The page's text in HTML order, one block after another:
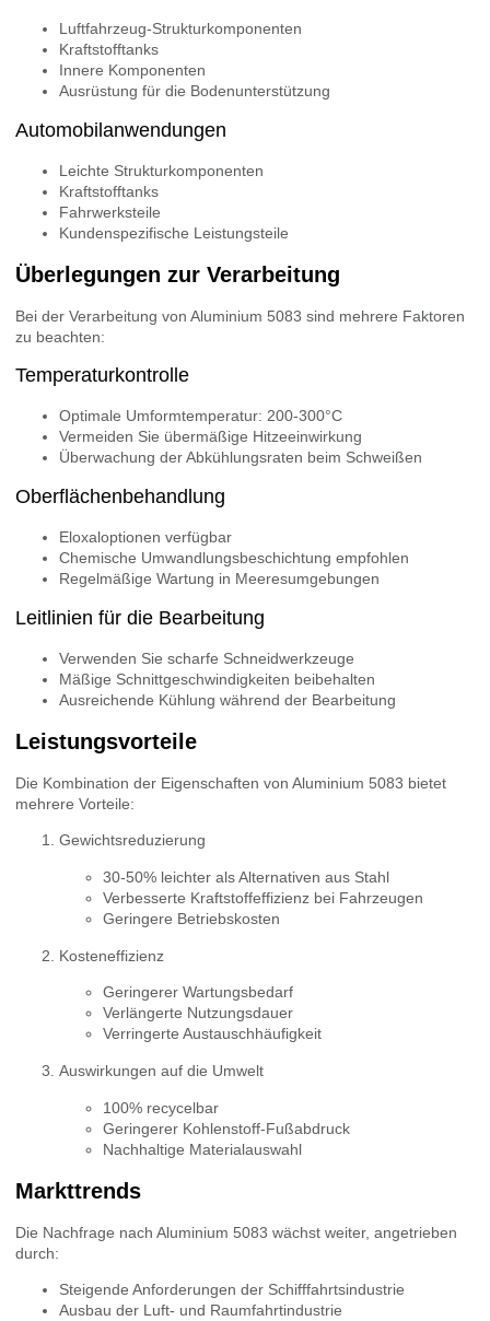
Luftfahrzeug-Strukturkomponenten
Kraftstofftanks
Innere Komponenten
Ausrüstung für die Bodenunterstützung
Automobilanwendungen
Leichte Strukturkomponenten
Kraftstofftanks
Fahrwerksteile
Kundenspezifische Leistungsteile
Überlegungen zur Verarbeitung
Bei der Verarbeitung von Aluminium 5083 sind mehrere Faktoren
zu beachten:
Temperaturkontrolle
Optimale Umformtemperatur: 200-300°C
Vermeiden Sie übermäßige Hitzeeinwirkung
Überwachung der Abkühlungsraten beim Schweißen
Oberflächenbehandlung
Eloxaloptionen verfügbar
Chemische Umwandlungsbeschichtung empfohlen
Regelmäßige Wartung in Meeresumgebungen
Leitlinien für die Bearbeitung
Verwenden Sie scharfe Schneidwerkzeuge
Mäßige Schnittgeschwindigkeiten beibehalten
Ausreichende Kühlung während der Bearbeitung
Leistungsvorteile
Die Kombination der Eigenschaften von Aluminium 5083 bietet
mehrere Vorteile:
Gewichtsreduzierung
30-50% leichter als Alternativen aus Stahl
Verbesserte Kraftstoffeffizienz bei Fahrzeugen
Geringere Betriebskosten
Kosteneffizienz
Geringerer Wartungsbedarf
Verlängerte Nutzungsdauer
Verringerte Austauschhäufigkeit
Auswirkungen auf die Umwelt
100% recycelbar
Geringerer Kohlenstoff-Fußabdruck
Nachhaltige Materialauswahl
Markttrends
Die Nachfrage nach Aluminium 5083 wächst weiter, angetrieben
durch:
Steigende Anforderungen der Schifffahrtsindustrie
Ausbau der Luft- und Raumfahrtindustrie